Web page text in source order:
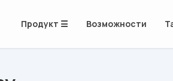
Продукт ☰ Возможности